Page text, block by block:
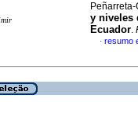
y niveles
Ecuador.
· resumo